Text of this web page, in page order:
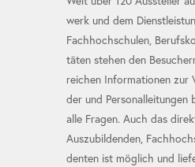
werk und dem
Fach­hoch­schu­len,
täten ste­hen den
reichen In­for­ma­tio­nen zur
der und Per­so­nal­lei­tun­gen
alle Fra­gen. Auch das
Aus­zu­bil­den­den,
den­ten ist mög­lich und